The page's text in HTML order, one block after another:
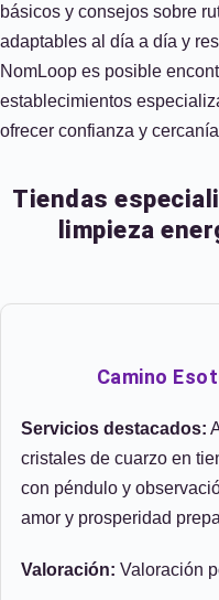
básicos y consejos sobre
adaptables al día a día y
NomLoop es posible
establecimientos
ofrecer confianza y
Tiendas
limpieza
Camino
Servicios destacados:
cristales de cuarzo en
con péndulo y
amor y prosperidad
Valoración: Valoración